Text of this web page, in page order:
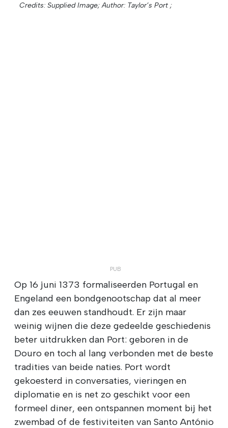
Credits: Supplied Image; Author: Taylor’s Port ;
Op 16 juni 1373 formaliseerden Portugal en
Engeland een bondgenootschap dat al meer
dan zes eeuwen standhoudt. Er zijn maar
weinig wijnen die deze gedeelde geschiedenis
beter uitdrukken dan Port: geboren in de
Douro en toch al lang verbonden met de beste
tradities van beide naties. Port wordt
gekoesterd in conversaties, vieringen en
diplomatie en is net zo geschikt voor een
formeel diner, een ontspannen moment bij het
zwembad of de festiviteiten van Santo António